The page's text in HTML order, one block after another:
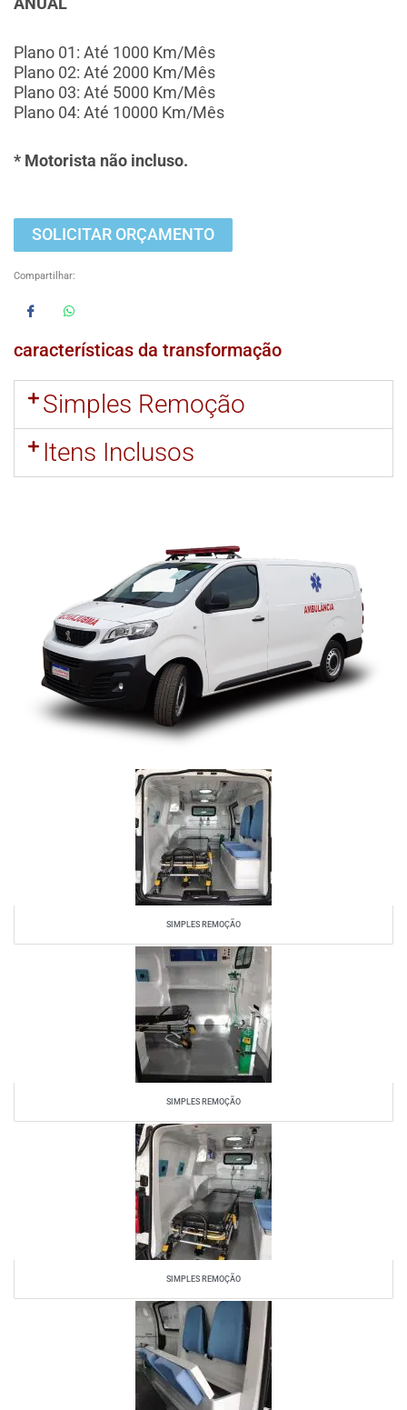
Plano 01: Até 1000 Km/Mês
Plano 02: Até 2000 Km/Mês
Plano 03: Até 5000 Km/Mês
Plano 04: Até 10000 Km/Mês
* Motorista não incluso.
SOLICITAR ORÇAMENTO
Compartilhar:
características da transformação
Simples Remoção
Itens Inclusos
SIMPLES REMOÇÃO
SIMPLES REMOÇÃO
SIMPLES REMOÇÃO